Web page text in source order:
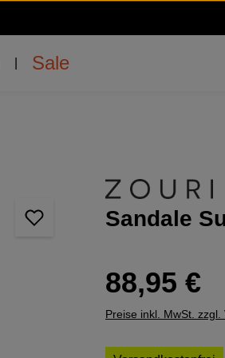
Sale
Sandale
Regulärer Preis:
88,95 €
Preise inkl. MwSt. zzgl.